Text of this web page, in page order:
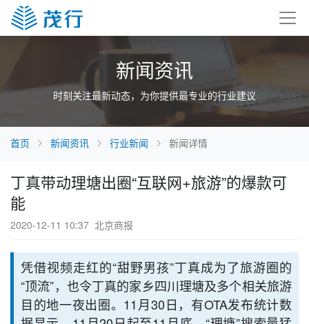
新闻资讯
时刻关注最新动态，为你提供最专业的行业建议
首页 新闻资讯 行业新闻 新闻详情
丁真带动理塘出圈“互联网+旅游”的爆款可
能
2020-12-11 10:37 北京商报
凭借视频走红的“甜野男孩”丁真成为了旅游圈的
“顶流”，也令丁真的家乡四川理塘及多个相关旅游
目的地一夜出圈。11月30日，有OTA发布统计数